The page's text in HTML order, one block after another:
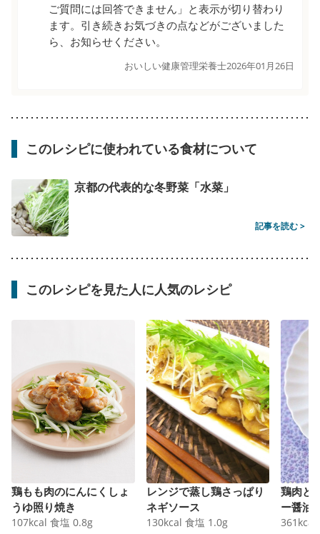
ご質問には回答できません」と表示が切り替わり
ます。引き続きお気づきの点などがございました
ら、お知らせください。
おいしい健康管理栄養士2026年01月26日
このレシピに使われている食材について
京都の代表的な冬野菜「水菜」
記事を読む >
このレシピを見た人に人気のレシピ
鶏もも肉のにんにくしょ
うゆ照り焼き
107kcal 食塩 0.8g
レンジで蒸し鶏さっぱり
ネギソース
130kcal 食塩 1.0g
鶏肉と
ー醤油
361 kcal